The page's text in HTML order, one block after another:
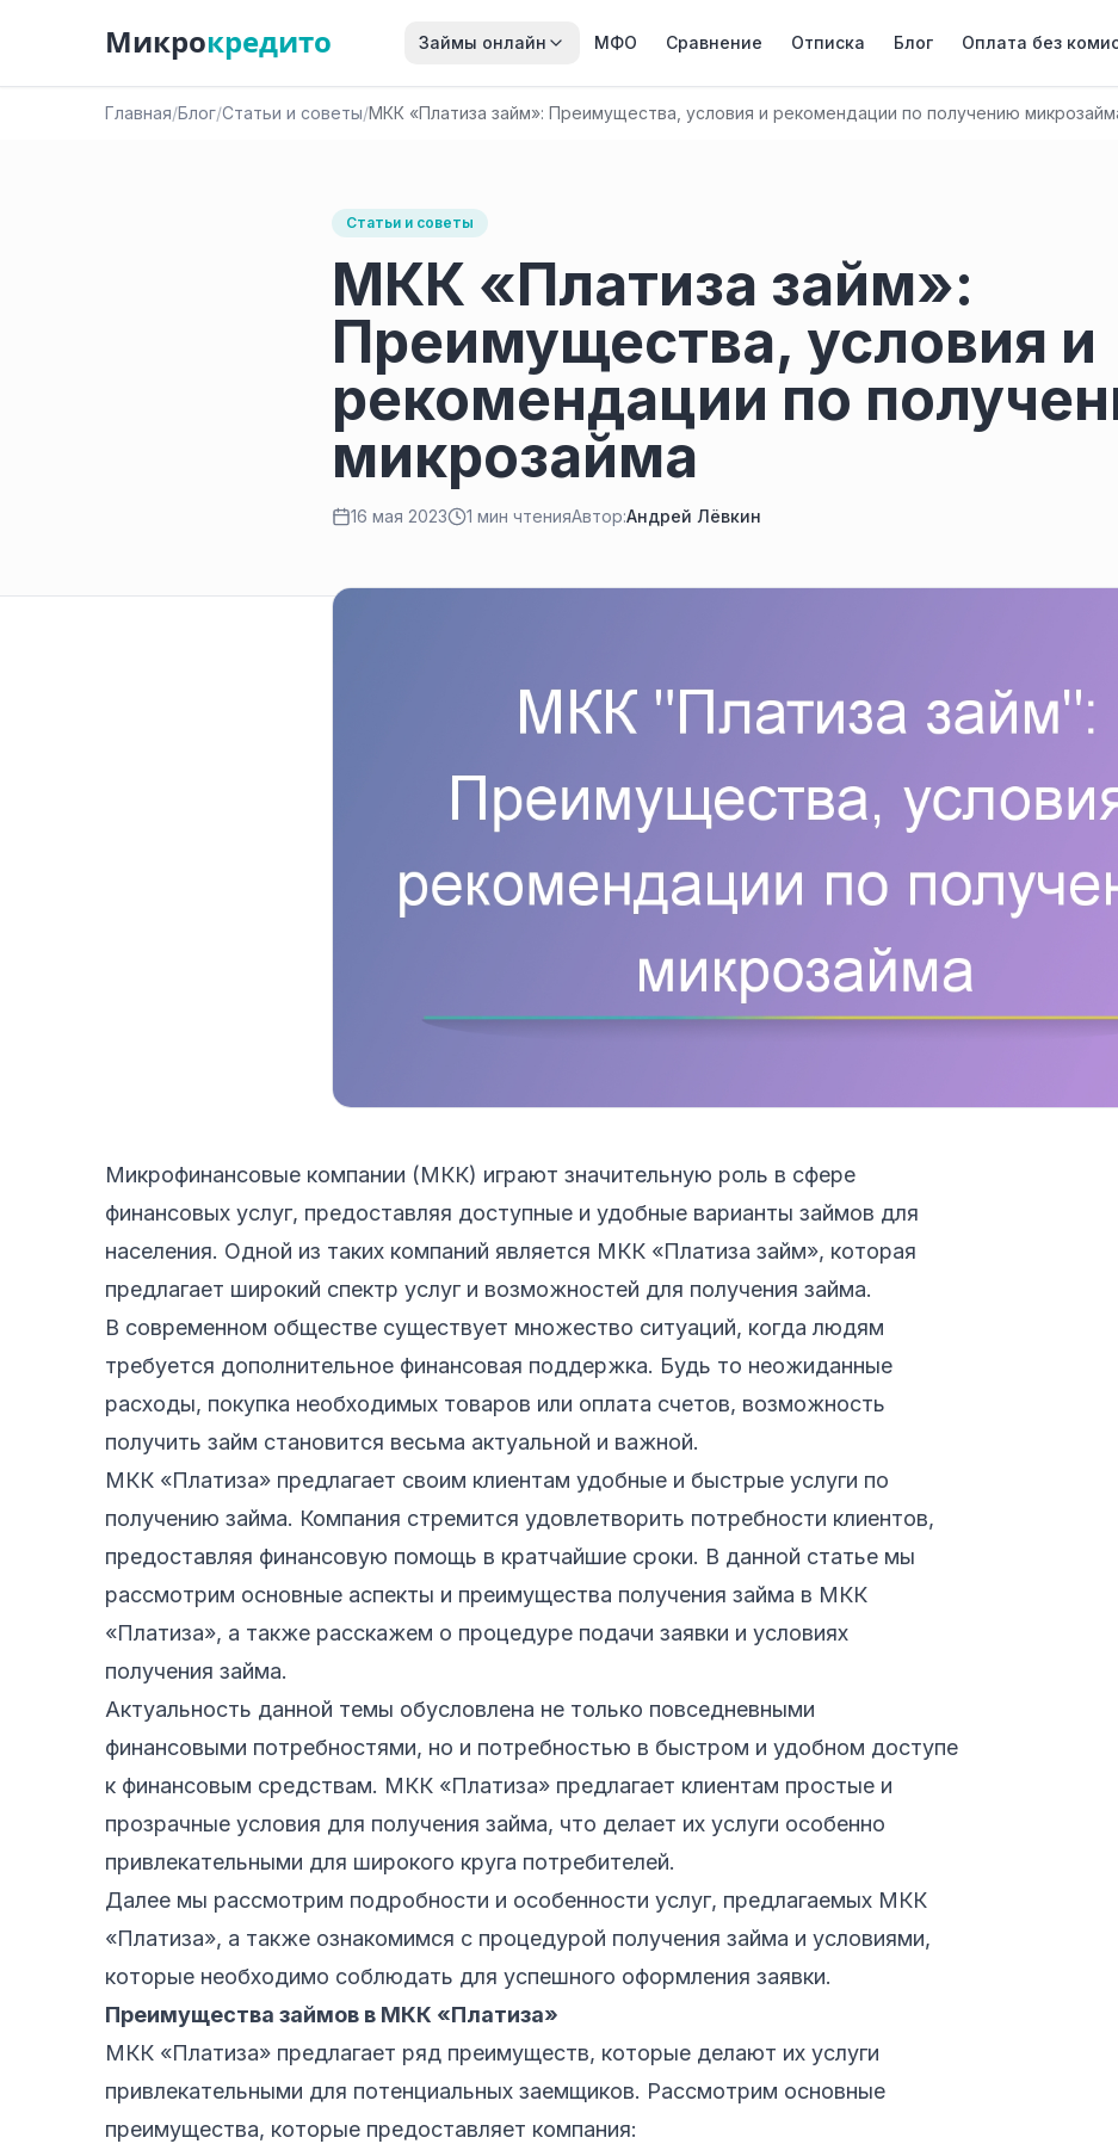
Микрокредито Займы онлайн МФО Сравнение Отписка Блог Оплата без
Главная/Блог/Статьи и советы/МКК «Платиза займ»: Преимущества, условия и рекомендации по получению
Статьи и советы
МКК «Платиза займ»:
Преимущества, условия и
рекомендации по
микрозайма
16 мая 2023 1 мин чтенияАвтор:Андрей Лёвкин
Микрофинансовые компании (МКК) играют значительную роль в сфере
финансовых услуг, предоставляя доступные и удобные варианты займов для
населения. Одной из таких компаний является МКК «Платиза займ», которая
предлагает широкий спектр услуг и возможностей для получения займа.
В современном обществе существует множество ситуаций, когда людям
требуется дополнительное финансовая поддержка. Будь то неожиданные
расходы, покупка необходимых товаров или оплата счетов, возможность
получить займ становится весьма актуальной и важной.
МКК «Платиза» предлагает своим клиентам удобные и быстрые услуги по
получению займа. Компания стремится удовлетворить потребности клиентов,
предоставляя финансовую помощь в кратчайшие сроки. В данной статье мы
рассмотрим основные аспекты и преимущества получения займа в МКК
«Платиза», а также расскажем о процедуре подачи заявки и условиях
получения займа.
Актуальность данной темы обусловлена не только повседневными
финансовыми потребностями, но и потребностью в быстром и удобном доступе
к финансовым средствам. МКК «Платиза» предлагает клиентам простые и
прозрачные условия для получения займа, что делает их услуги особенно
привлекательными для широкого круга потребителей.
Далее мы рассмотрим подробности и особенности услуг, предлагаемых МКК
«Платиза», а также ознакомимся с процедурой получения займа и условиями,
которые необходимо соблюдать для успешного оформления заявки.
Преимущества займов в МКК «Платиза»
МКК «Платиза» предлагает ряд преимуществ, которые делают их услуги
привлекательными для потенциальных заемщиков. Рассмотрим основные
преимущества, которые предоставляет компания: